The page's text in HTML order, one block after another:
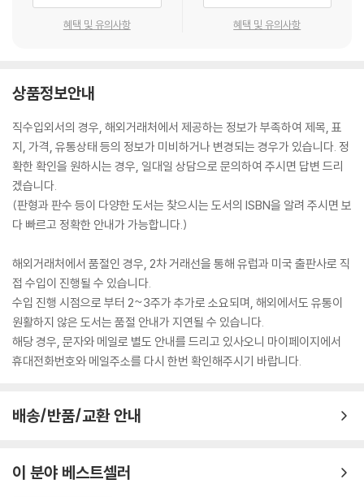
혜택 및 유의사항 혜택 및 유의사항
상품정보안내
직수입외서의 경우, 해외거래처에서 제공하는 정보가 부족하여 제목, 표
지, 가격, 유통상태 등의 정보가 미비하거나 변경되는 경우가 있습니다. 정
확한 확인을 원하시는 경우, 일대일 상담으로 문의하여 주시면 답변 드리
겠습니다.
(판형과 판수 등이 다양한 도서는 찾으시는 도서의 ISBN을 알려 주시면 보
다 빠르고 정확한 안내가 가능합니다.)
해외거래처에서 품절인 경우, 2차 거래선을 통해 유럽과 미국 출판사로 직
접 수입이 진행될 수 있습니다.
수입 진행 시점으로 부터 2~3주가 추가로 소요되며, 해외에서도 유통이
원활하지 않은 도서는 품절 안내가 지연될 수 있습니다.
해당 경우, 문자와 메일로 별도 안내를 드리고 있사오니 마이페이지에서
휴대전화번호와 메일주소를 다시 한번 확인해주시기 바랍니다.
배송/반품/교환 안내
이 분야 베스트셀러